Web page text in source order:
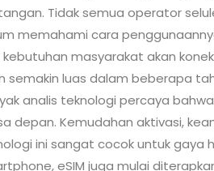
Tidak semua operator
memahami cara
masyarakat akan
semakin luas dalam beberapa
analis teknologi percaya
depan. Kemudahan aktivasi,
ini sangat cocok untuk gaya
eSIM juga mulai